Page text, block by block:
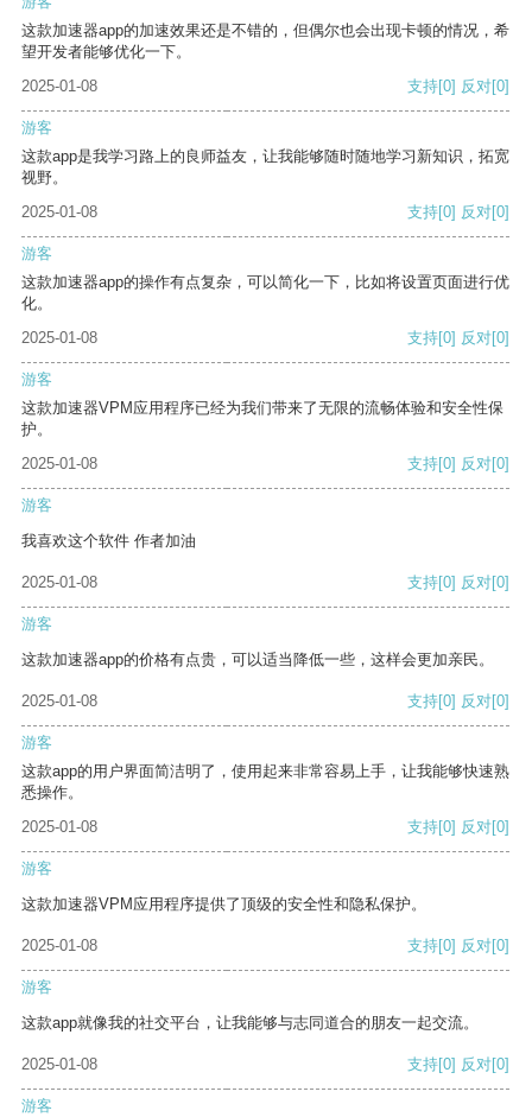
这款加速器app的加速效果还是不错的，但偶尔也会出现卡顿的情况，希
望开发者能够优化一下。
2025-01-08
支持[0] 反对[0]
游客
这款app是我学习路上的良师益友，让我能够随时随地学习新知识，拓宽
视野。
2025-01-08
支持[0] 反对[0]
游客
这款加速器app的操作有点复杂，可以简化一下，比如将设置页面进行优
化。
2025-01-08
支持[0] 反对[0]
游客
这款加速器VPM应用程序已经为我们带来了无限的流畅体验和安全性保
护。
2025-01-08
支持[0] 反对[0]
游客
我喜欢这个软件 作者加油
2025-01-08 支持[0] 反对[0]
游客
这款加速器app的价格有点贵，可以适当降低一些，这样会更加亲民。
2025-01-08 支持[0] 反对[0]
游客
这款app的用户界面简洁明了，使用起来非常容易上手，让我能够快速熟
悉操作。
2025-01-08
支持[0] 反对[0]
游客
这款加速器VPM应用程序提供了顶级的安全性和隐私保护。
2025-01-08 支持[0] 反对[0]
游客
这款app就像我的社交平台，让我能够与志同道合的朋友一起交流。
2025-01-08 支持[0] 反对[0]
游客